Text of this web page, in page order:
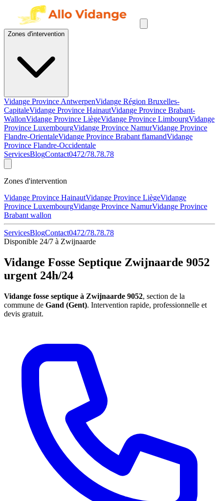
Zones d'intervention
Vidange Province AntwerpenVidange Région Bruxelles-
CapitaleVidange Province HainautVidange Province Brabant-
WallonVidange Province LiègeVidange Province LimbourgVidange
Province LuxembourgVidange Province NamurVidange Province
Flandre-OrientaleVidange Province Brabant flamandVidange
Province Flandre-Occidentale
ServicesBlogContact0472/78.78.78
Zones d'intervention
Vidange Province HainautVidange Province LiègeVidange
Province LuxembourgVidange Province NamurVidange Province
Brabant wallon
ServicesBlogContact0472/78.78.78
Disponible 24/7 à Zwijnaarde
Vidange Fosse Septique Zwijnaarde 9052
urgent 24h/24
Vidange fosse septique à Zwijnaarde 9052, section de la
commune de Gand (Gent). Intervention rapide, professionnelle et
devis gratuit.